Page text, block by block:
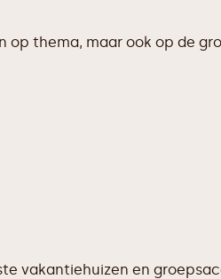
op thema, maar ook op de
vakantiehuizen en